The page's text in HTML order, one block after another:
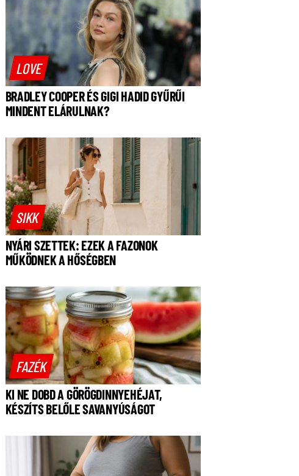
LOVE
BRADLEY COOPER ÉS GIGI HADID GYŰRŰI
MINDENT ELÁRULNAK?
SIKK
NYÁRI SZETTEK: EZEK A FAZONOK
MŰKÖDNEK A HŐSÉGBEN
FAZÉK
KI NE DOBD A GÖRÖGDINNYEHÉJAT,
KÉSZÍTS BELŐLE SAVANYÚSÁGOT